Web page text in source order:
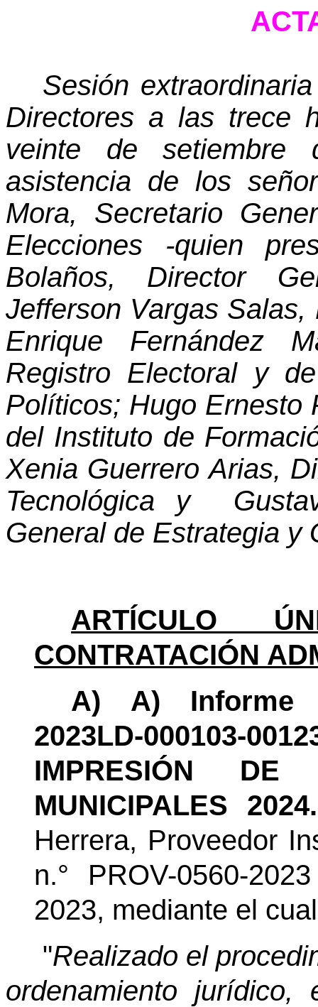
Sesión
Directores a las trece
veinte de
asistencia de los
Mora, Secretario
Elecciones -quien
Bolaños, Director
Jefferson Vargas
Enrique Fernández
Registro Electoral y
Políticos; Hugo Ernesto
del Instituto de
Xenia Guerrero Arias,
Tecnológica y
General de Estrategia y
ARTÍCULO
CONTRATACIÓN
A) A)
2023LD-000103-
IMPRESIÓN DE
MUNICIPALES
Herrera, Proveedor
n.° PROV-0560-
2023, mediante el
"Realizado el
ordenamiento jurídico,